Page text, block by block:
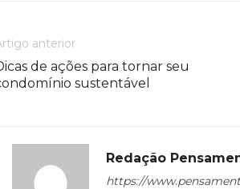
anterior
de ações para tornar seu
sustentável
Redação
https://